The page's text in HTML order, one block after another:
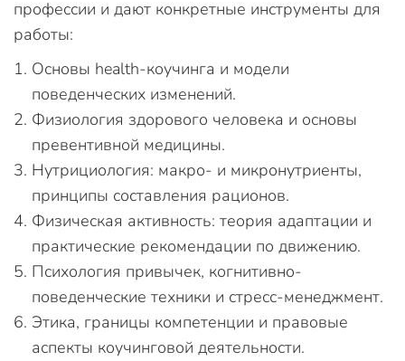
профессии и дают конкретные инструменты для
работы:
Основы health-коучинга и модели
поведенческих изменений.
Физиология здорового человека и основы
превентивной медицины.
Нутрициология: макро- и микронутриенты,
принципы составления рационов.
Физическая активность: теория адаптации и
практические рекомендации по движению.
Психология привычек, когнитивно-
поведенческие техники и стресс-менеджмент.
Этика, границы компетенции и правовые
аспекты коучинговой деятельности.